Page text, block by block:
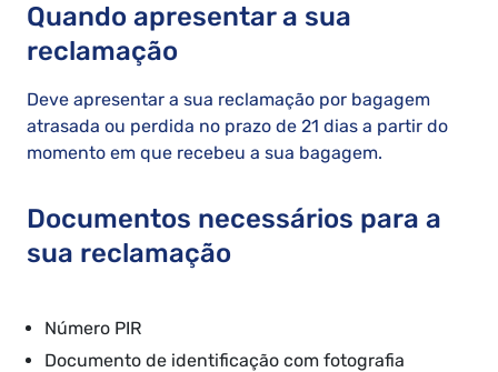
Quando apresentar a sua
reclamação
Deve apresentar a sua reclamação por bagagem
atrasada ou perdida no prazo de 21 dias a partir do
momento em que recebeu a sua bagagem.
Documentos necessários para a
sua reclamação
Número PIR
Documento de identificação com fotografia